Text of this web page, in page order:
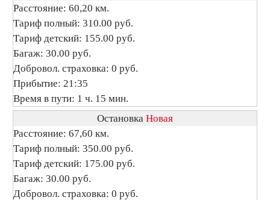
Расстояние: 60,20 км.
Тариф полный: 310.00 руб.
Тариф детский: 155.00 руб.
Багаж: 30.00 руб.
Добровол. страховка: 0 руб.
Прибытие: 21:35
Время в пути: 1 ч. 15 мин.
Остановка Новая
Расстояние: 67,60 км.
Тариф полный: 350.00 руб.
Тариф детский: 175.00 руб.
Багаж: 30.00 руб.
Добровол. страховка: 0 руб.